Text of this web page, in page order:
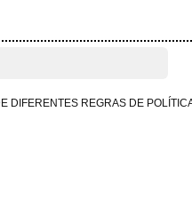
DIFERENTES REGRAS DE